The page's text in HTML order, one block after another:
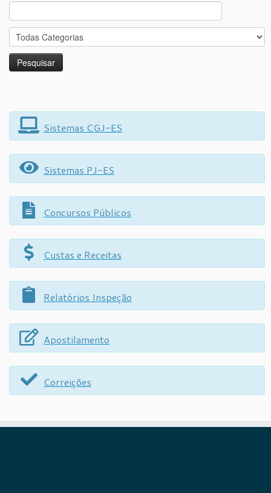
Search
for:
Sistemas CGJ-ES
Sistemas PJ-ES
Concursos Públicos
Custas e Receitas
Relatórios Inspeção
Apostilamento
Correições